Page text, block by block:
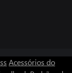
Acessórios do